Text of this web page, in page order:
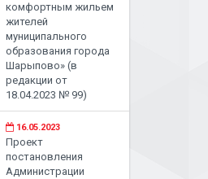
комфортным жильем
жителей
муниципального
образования города
Шарыпово» (в
редакции от
18.04.2023 № 99)
16.05.2023
Проект
постановления
Администрации